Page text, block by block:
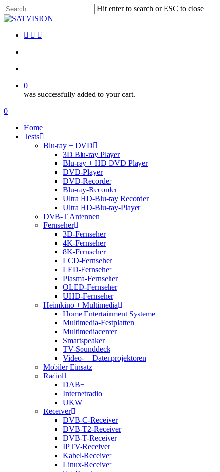
Skip
to
content
Hit enter to search or ESC to close
Close
facebook
RSSemail
0
was successfully added to your cart.
Menu
search
account
0
Home
Tests
Blu-ray + DVD
3D Blu-ray Player
Blu-ray + HD DVD Player
DVD-Player
DVD-Recorder
Blu-ray-Recorder
Ultra HD-Blu-ray Recorder
Ultra HD-Blu-ray-Player
DVB-T Antennen
Fernseher
3D-Fernseher
4K-Fernseher
8K-Fernseher
LCD-Fernseher
LED-Fernseher
Plasma-Fernseher
OLED-Fernseher
UHD-Fernseher
Heimkino + Multimedia
Home Entertainment Systeme
Multimedia-Festplatten
Multimediacenter
Smartspeaker
TV-Sounddeck
Video- + Datenprojektoren
Mobiler Einsatz
Radio
DAB+
Internetradio
UKW
Receiver
DVB-C-Receiver
DVB-T2-Receiver
DVB-T-Receiver
IPTV-Receiver
Kabel-Receiver
Linux-Receiver